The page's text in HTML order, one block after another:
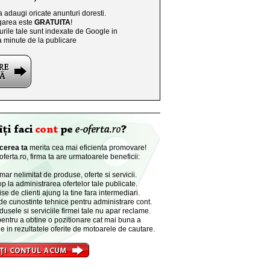
adaugi oricate anunturi doresti.
este GRATUITA!
tale sunt indexate de Google in
minute de la publicare
ta merita cea mai eficienta promovare!
firma ta are urmatoarele beneficii:
nelimitat de produse, oferte si servicii.
la administrarea ofertelor tale publicate.
de clienti ajung la tine fara intermediari.
cunostinte tehnice pentru administrare cont.
si serviciile firmei tale nu apar reclame.
a obtine o pozitionare cat mai buna a
in rezultatele oferite de motoarele de cautare.